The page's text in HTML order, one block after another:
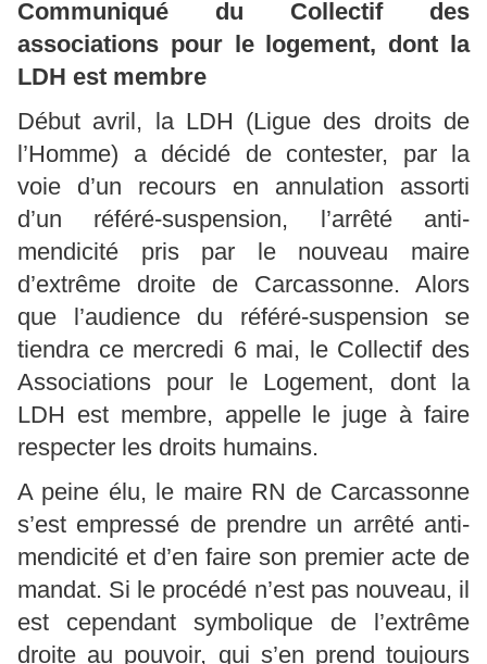
Communiqué du Collectif des
associations pour le logement, dont la
LDH est membre
Début avril, la LDH (Ligue des droits de
l’Homme) a décidé de contester, par la
voie d’un recours en annulation assorti
d’un référé-suspension, l’arrêté anti-
mendicité pris par le nouveau maire
d’extrême droite de Carcassonne. Alors
que l’audience du référé-suspension se
tiendra ce mercredi 6 mai, le Collectif des
Associations pour le Logement, dont la
LDH est membre, appelle le juge à faire
respecter les droits humains.
A peine élu, le maire RN de Carcassonne
s’est empressé de prendre un arrêté anti-
mendicité et d’en faire son premier acte de
mandat. Si le procédé n’est pas nouveau, il
est cependant symbolique de l’extrême
droite au pouvoir, qui s’en prend toujours